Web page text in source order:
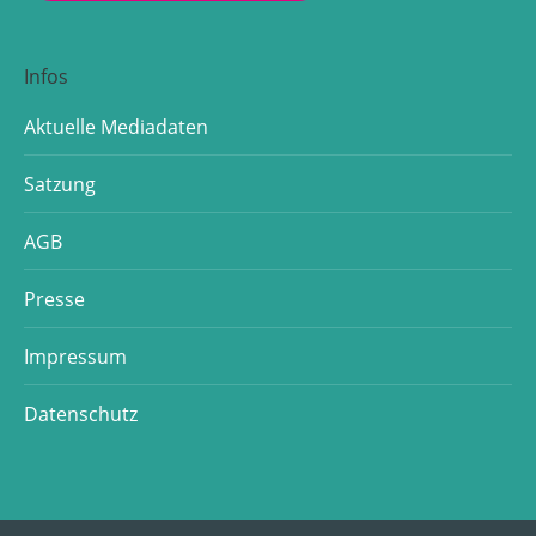
Infos
Aktuelle Mediadaten
Satzung
AGB
Presse
Impressum
Datenschutz